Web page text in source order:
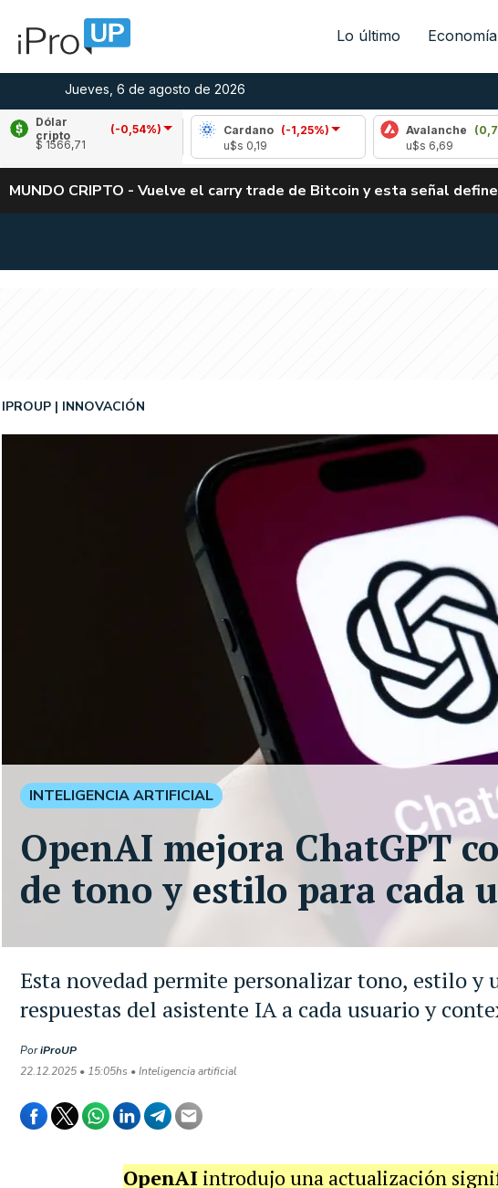
Lo último
Jueves, 6 de agosto de 2026
Dólar
cripto
(-0,54%)
$ 1566,71
(-1,93%)
1,05
Cardano (-1,25%)
Avalanche (0,73%)
u$s 6,69
MUNDO CRIPTO - Vuelve el carry trade de Bitcoin y esta señal
Esta novedad permite personalizar tono, estilo y
respuestas del asistente IA a cada usuario y
IPROUP INNOVACIÓN
PoriProUP
22.12.2025 • 15:05hs • Inteligencia artificial
INTELIGENCIA ARTIFICIAL
OpenAI mejora ChatGPT
de tono y estilo para cada
OpenAIintrodujo una actualización